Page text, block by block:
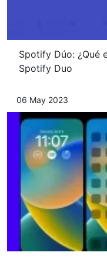
Spotify Dúo: ¿Qué
Spotify Duo
06 May 2023